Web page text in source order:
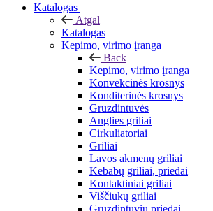
Katalogas
Atgal
Katalogas
Kepimo, virimo įranga
Back
Kepimo, virimo įranga
Konvekcinės krosnys
Konditerinės krosnys
Gruzdintuvės
Anglies griliai
Cirkuliatoriai
Griliai
Lavos akmenų griliai
Kebabų griliai, priedai
Kontaktiniai griliai
Viščiukų griliai
Gruzdintuvių priedai